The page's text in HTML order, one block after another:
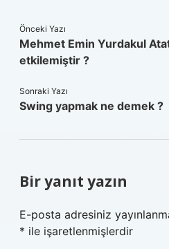
Önceki Yazı
Mehmet Emin Yurdakul
etkilemiştir ?
Sonraki Yazı
Swing yapmak ne demek ?
Bir yanıt yazın
E-posta adresiniz
* ile işaretlenmişlerdir